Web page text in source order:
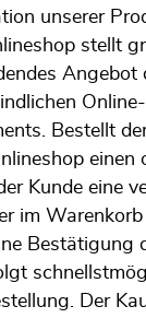
unserer
stellt
Angebot
Bestellt
einen
Kunde eine
im
Bestätigung
Der